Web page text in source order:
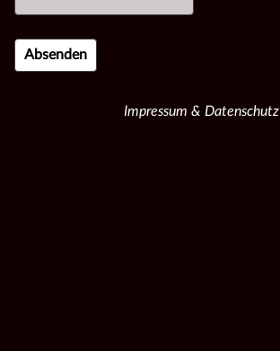
Impressum & Datenschutz